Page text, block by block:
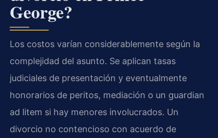
George?
Los costos varían considerablemente según la
complejidad del asunto. Se aplican tasas
judiciales de presentación y eventualmente
honorarios de peritos, mediación o un guardian
ad litem si hay menores involucrados. Un
divorcio no contencioso con acuerdo de